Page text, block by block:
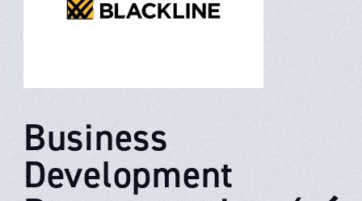
Business
Development